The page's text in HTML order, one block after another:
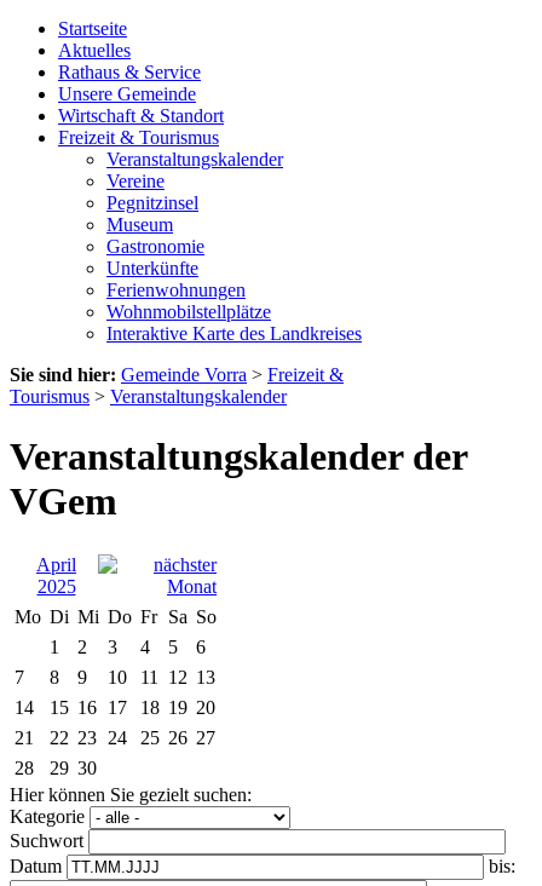
Startseite
Aktuelles
Rathaus & Service
Unsere Gemeinde
Wirtschaft & Standort
Freizeit & Tourismus
Veranstaltungskalender
Vereine
Pegnitzinsel
Museum
Gastronomie
Unterkünfte
Ferienwohnungen
Wohnmobilstellplätze
Interaktive Karte des Landkreises
Sie sind hier: Gemeinde Vorra > Freizeit &
Tourismus > Veranstaltungskalender
Veranstaltungskalender der
VGem
April
2025
Mo Di Mi Do Fr Sa So
1
2 3 4 5
6
7
8 9 10 11 12 13
14
15 16 17 18 19 20
21
22 23 24 25 26 27
28
29 30
Hier können Sie gezielt suchen:
Kategorie
Suchwort
Datum
bis: